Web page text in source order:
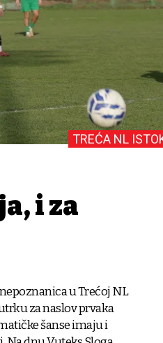
TREĆA NL
i za
u Trećoj NL
za naslov prvaka
šanse imaju i